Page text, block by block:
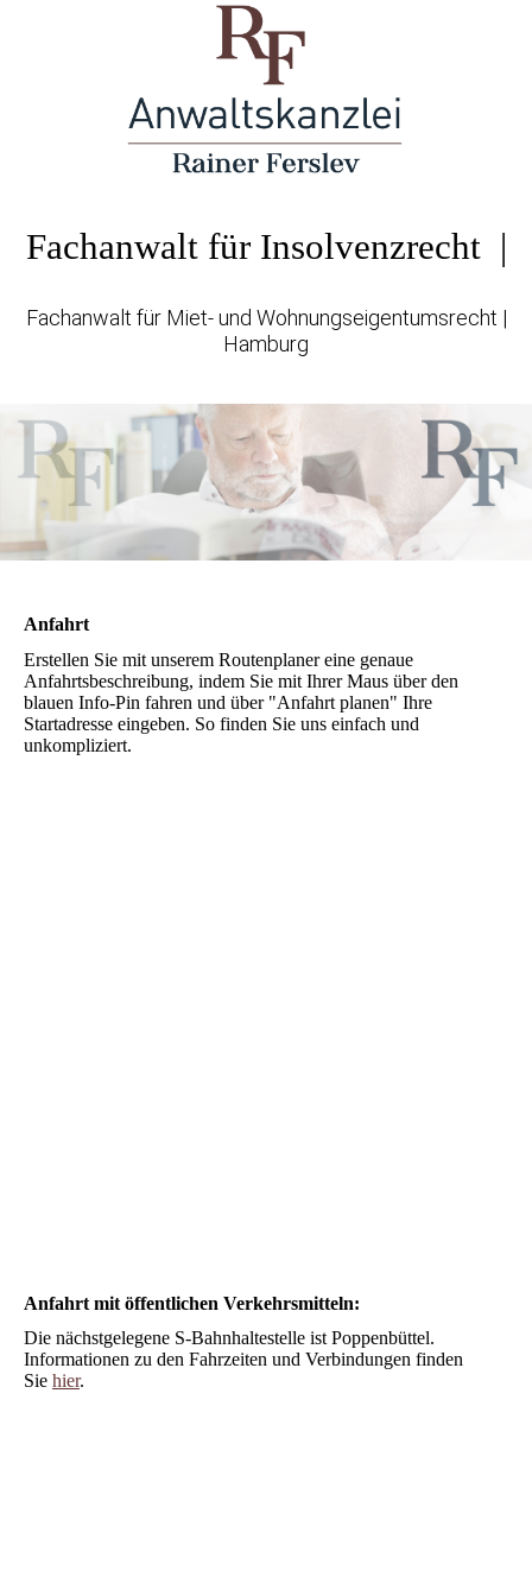
Fachanwalt für Insolvenzrecht |
Fachanwalt für Miet- und Wohnungseigentumsrecht |
Hamburg
Anfahrt
Erstellen Sie mit unserem Routenplaner eine genaue
Anfahrtsbeschreibung, indem Sie mit Ihrer Maus über den
blauen Info-Pin fahren und über "Anfahrt planen" Ihre
Startadresse eingeben. So finden Sie uns einfach und
unkompliziert.
Anfahrt mit öffentlichen Verkehrsmitteln:
Die nächstgelegene S-Bahnhaltestelle ist Poppenbüttel.
Informationen zu den Fahrzeiten und Verbindungen finden
Sie hier.